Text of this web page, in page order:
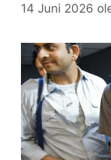
14 Juni 2026